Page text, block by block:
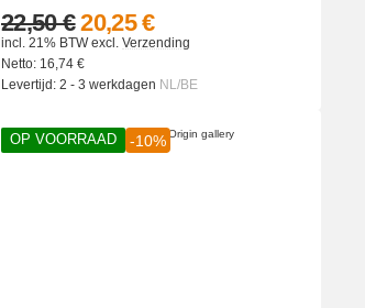
20,25 €
22,50 €
incl. 21% BTWexcl. Verzending
Netto: 16,74 €
Levertijd: 2 - 3 werkdagen NL/BE
OP VOORRAAD -10%